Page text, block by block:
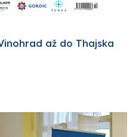
až do Thajska